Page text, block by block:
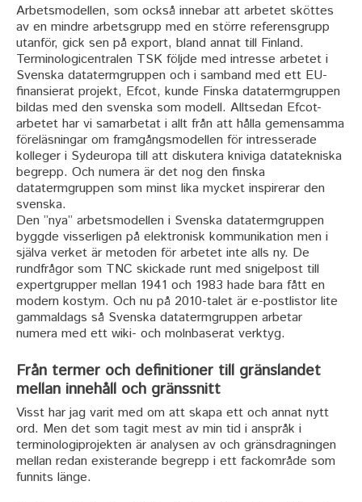
Arbetsmodellen, som också innebar att arbetet sköttes
av en mindre arbetsgrupp med en större referensgrupp
utanför, gick sen på export, bland annat till Finland.
Terminologicentralen TSK följde med intresse arbetet i
Svenska datatermgruppen och i samband med ett EU-
finansierat projekt, Efcot, kunde Finska datatermgruppen
bildas med den svenska som modell. Alltsedan Efcot-
arbetet har vi samarbetat i allt från att hålla gemensamma
föreläsningar om framgångsmodellen för intresserade
kolleger i Sydeuropa till att diskutera kniviga datatekniska
begrepp. Och numera är det nog den finska
datatermgruppen som minst lika mycket inspirerar den
svenska.
Den ”nya” arbetsmodellen i Svenska datatermgruppen
byggde visserligen på elektronisk kommunikation men i
själva verket är metoden för arbetet inte alls ny. De
rundfrågor som TNC skickade runt med snigelpost till
expertgrupper mellan 1941 och 1983 hade bara fått en
modern kostym. Och nu på 2010-talet är e-postlistor lite
gammaldags så Svenska datatermgruppen arbetar
numera med ett wiki- och molnbaserat verktyg.
Från termer och definitioner till gränslandet
mellan innehåll och gränssnitt
Visst har jag varit med om att skapa ett och annat nytt
ord. Men det som tagit mest av min tid i anspråk i
terminologiprojekten är analysen av och gränsdragningen
mellan redan existerande begrepp i ett fackområde som
funnits länge.